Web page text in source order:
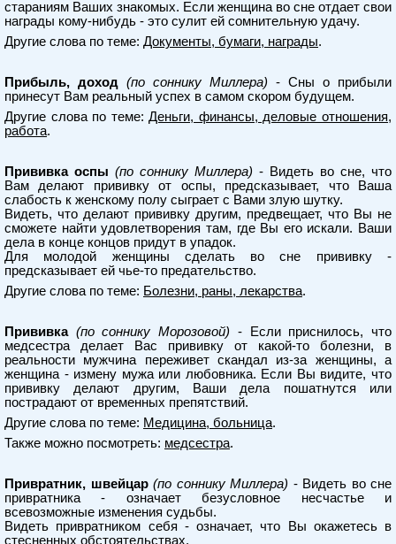
стараниям Ваших знакомых. Если женщина во сне отдает свои
награды кому-нибудь - это сулит ей сомнительную удачу.
Другие слова по теме: Документы, бумаги, награды.
Прибыль, доход (по соннику Миллера) - Сны о прибыли
принесут Вам реальный успех в самом скором будущем.
Другие слова по теме:Деньги, финансы, деловые отношения,
работа.
Прививка оспы (по соннику Миллера) - Видеть во сне, что
Вам делают прививку от оспы, предсказывает, что Ваша
слабость к женскому полу сыграет с Вами злую шутку.
Видеть, что делают прививку другим, предвещает, что Вы не
сможете найти удовлетворения там, где Вы его искали. Ваши
дела в конце концов придут в упадок.
Для молодой женщины сделать во сне прививку -
предсказывает ей чье-то предательство.
Другие слова по теме: Болезни, раны, лекарства.
Прививка (по соннику Морозовой) - Если приснилось, что
медсестра делает Вас прививку от какой-то болезни, в
реальности мужчина переживет скандал из-за женщины, а
женщина - измену мужа или любовника. Если Вы видите, что
прививку делают другим, Ваши дела пошатнутся или
пострадают от временных препятствий.
Другие слова по теме: Медицина, больница.
Также можно посмотреть: медсестра.
Привратник, швейцар (по соннику Миллера) - Видеть во сне
привратника - означает безусловное несчастье и
всевозможные изменения судьбы.
Видеть привратником себя - означает, что Вы окажетесь в
стесненных обстоятельствах.